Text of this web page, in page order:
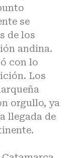
se
de los
andina.
con lo
Los
orgullo, ya
llegada de